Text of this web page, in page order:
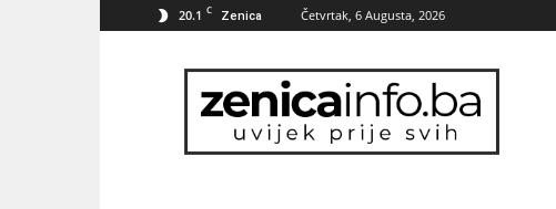
20.1 C Zenica Četvrtak, 6 Augusta, 2026
zenicainfo.ba